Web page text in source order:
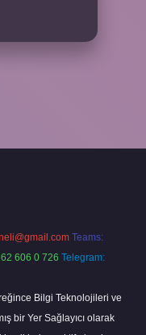
Teams:
606 0 726 Telegram:
Bilgi Teknolojileri ve
bir Yer Sağlayıcı olarak